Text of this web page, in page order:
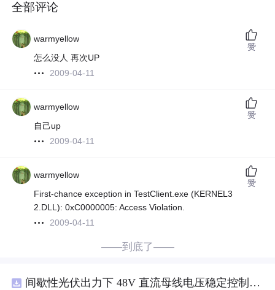
全部评论
warmyellow
怎么没人 再次UP
2009-04-11
赞
warmyellow
自己up
2009-04-11
赞
warmyellow
First-chance exception in TestClient.exe (KERNEL3
2.DLL): 0xC0000005: Access Violation.
2009-04-11
赞
——到底了——
间歇性光伏出力下 48V 直流母线电压稳定控制及储能双向充放电闭环调控体系研究（Simulink仿真实现）